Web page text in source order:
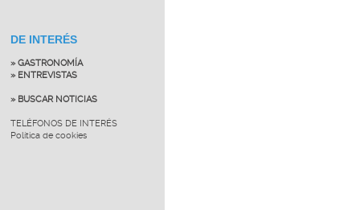
DE INTERÉS
» GASTRONOMÍA
» ENTREVISTAS
» BUSCAR NOTICIAS
TELÉFONOS DE INTERÉS
Política de cookies